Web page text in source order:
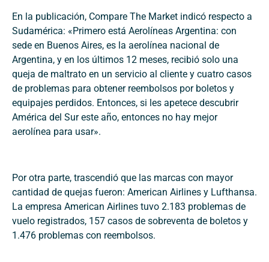
En la publicación, Compare The Market indicó respecto a
Sudamérica: «Primero está Aerolíneas Argentina: con
sede en Buenos Aires, es la aerolínea nacional de
Argentina, y en los últimos 12 meses, recibió solo una
queja de maltrato en un servicio al cliente y cuatro casos
de problemas para obtener reembolsos por boletos y
equipajes perdidos. Entonces, si les apetece descubrir
América del Sur este año, entonces no hay mejor
aerolínea para usar».
Por otra parte, trascendió que las marcas con mayor
cantidad de quejas fueron: American Airlines y Lufthansa.
La empresa American Airlines tuvo 2.183 problemas de
vuelo registrados, 157 casos de sobreventa de boletos y
1.476 problemas con reembolsos.